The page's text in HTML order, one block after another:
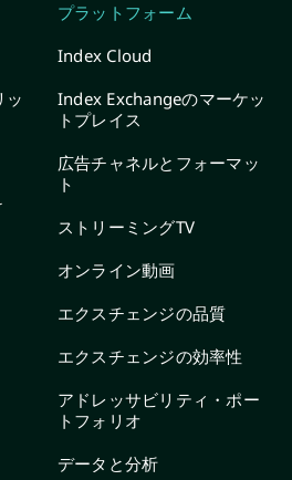
ッ
プラットフォーム
Index Cloud
Index Exchangeのマーケッ
トプレイス
広告チャネルとフォーマッ
ト
ストリーミングTV
オンライン動画
エクスチェンジの品質
エクスチェンジの効率性
アドレッサビリティ・ポー
トフォリオ
データと分析